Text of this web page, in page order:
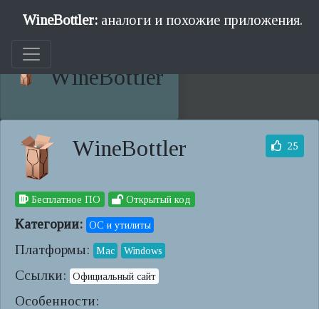
WineBottler: аналоги и похожие приложения.
WineBottler
WineBottler 25
Бесплатное ПО Открытый код
Категории: ОС и утилиты
Платформы: Mac Windows
Ссылки: Официальный сайт
Особенности: